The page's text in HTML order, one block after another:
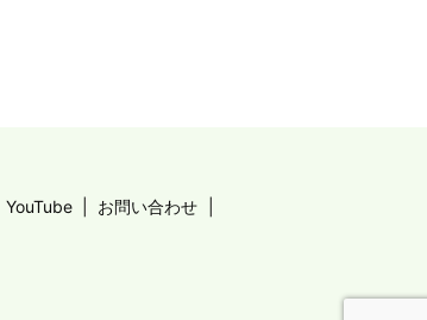
YouTube
お問い合わせ